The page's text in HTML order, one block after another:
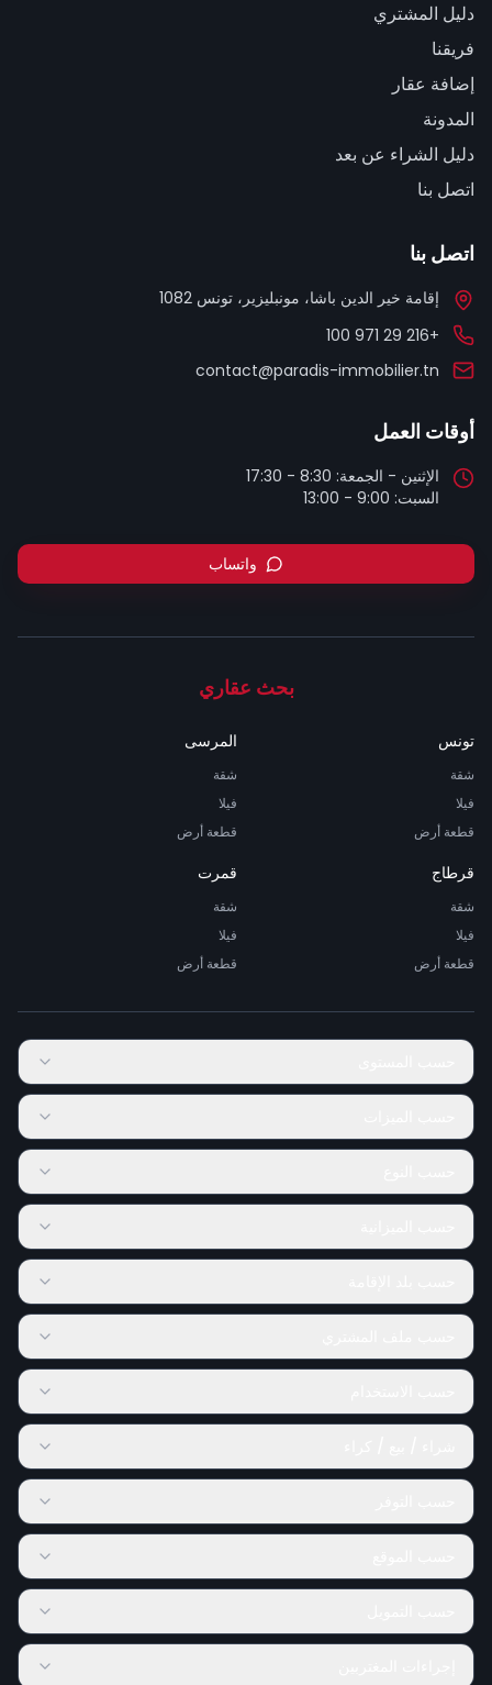
دليل المشتري
فريقنا
إضافة عقار
المدونة
دليل الشراء عن بعد
اتصل بنا
اتصل بنا
إقامة خير الدين باشا، مونبليزير، تونس 1082
+216 29 971 100
contact@paradis-immobilier.tn
أوقات العمل
السبت: 9:00 - 13:00
واتساب
بحث عقاري
تونس
شقة
فيلا
قطعة أرض
المرسى
شقة
فيلا
قطعة أرض
قرطاج
شقة
فيلا
قطعة أرض
قمرت
شقة
فيلا
قطعة أرض